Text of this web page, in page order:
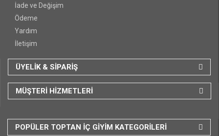
İade ve Değişim
Ödeme
Yardım
İletişim
ÜYELİK & SİPARİŞ
MÜŞTERİ HİZMETLERİ
POPÜLER TOPTAN İÇ GİYİM KATEGORİLERİ